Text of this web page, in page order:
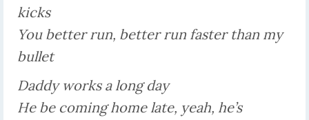
kicks
You better run, better run faster than my
bullet
Daddy works a long day
He be coming home late, yeah, he’s